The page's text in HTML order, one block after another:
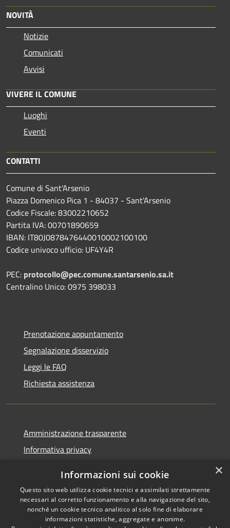
NOVITÀ
Notizie
Comunicati
Avvisi
VIVERE IL COMUNE
Luoghi
Eventi
CONTATTI
Comune di Sant'Arsenio
Piazza Domenico Pica 1 - 84037 - Sant'Arsenio
Codice Fiscale: 83002210652
Partita IVA: 00701890659
IBAN: IT80J0878476440010002100100
Codice univoco ufficio: UF4Y4R
PEC: protocollo@pec.comune.santarsenio.sa.it
Centralino Unico: 0975 398033
Prenotazione appuntamento
Segnalazione disservizio
Leggi le FAQ
Richiesta assistenza
Amministrazione trasparente
Informativa privacy
Dichiarazione di accessibilità
×
Informazioni sui cookie
Questo sito web utilizza cookie tecnici e assimilati strettamente
necessari al corretto funzionamento e alla navigazione del sito,
nonché un cookie tecnico analitico al solo fine di elaborare
informazioni statistiche, aggregate e anonime.